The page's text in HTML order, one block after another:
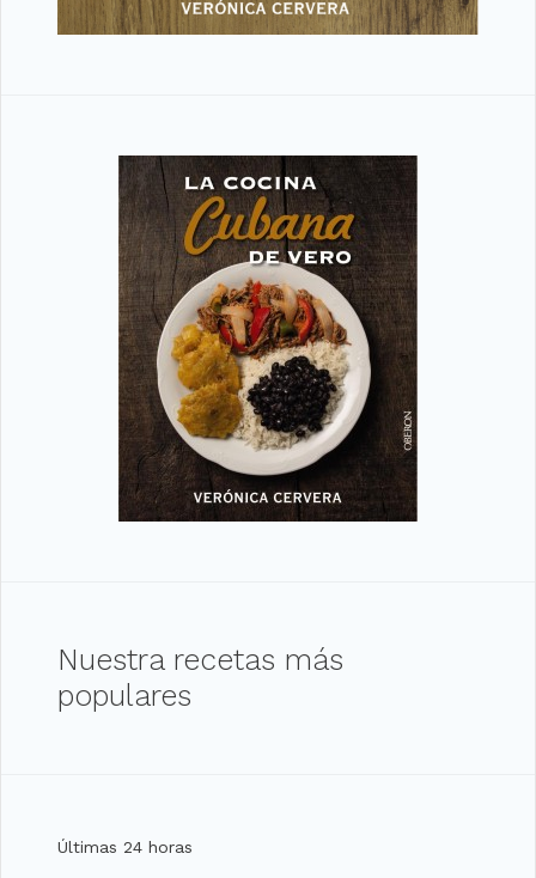
Nuestra recetas más
populares
Últimas 24 horas